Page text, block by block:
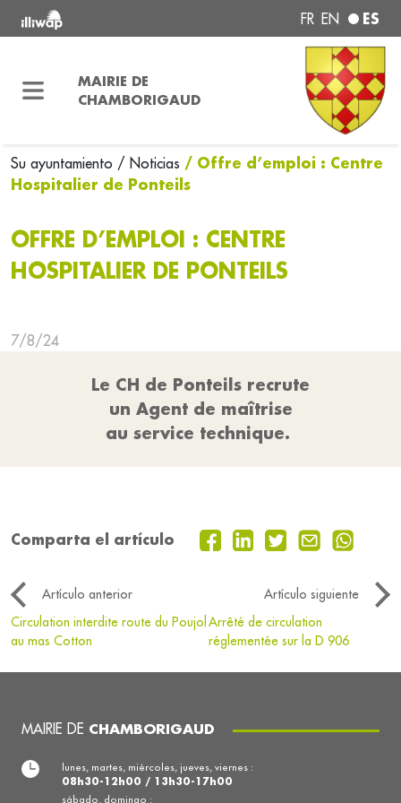
FR EN ES
MAIRIE DE
CHAMBORIGAUD
Su ayuntamiento / Noticias / Offre d’emploi : Centre
Hospitalier de Ponteils
OFFRE D’EMPLOI : CENTRE
HOSPITALIER DE PONTEILS
7/8/24
Le CH de Ponteils recrute
un Agent de maîtrise
au service technique.
Comparta el artículo
Artículo anterior
Artículo siguiente
Circulation interdite route du Poujol
au mas Cotton
Arrêté de circulation
réglementée sur la D 906
MAIRIE DE CHAMBORIGAUD
lunes, martes, miércoles, jueves, viernes :
08h30-12h00 / 13h30-17h00
sábado, domingo :